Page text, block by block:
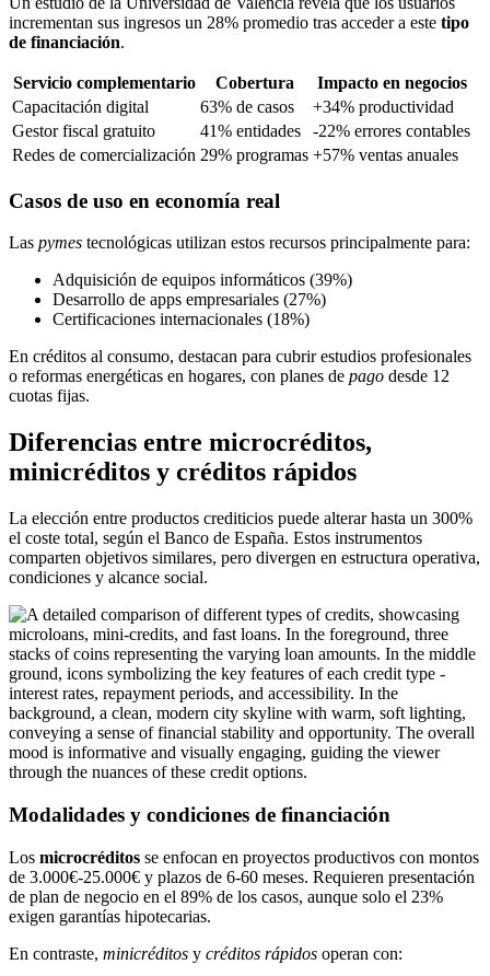
incrementan sus ingresos un 28% promedio tras acceder a este tipo
de financiación.
Servicio complementario Cobertura
Impacto en negocios
Capacitación digital
63% de casos
+34% productividad
Gestor fiscal gratuito
41% entidades
-22% errores contables
Redes de comercialización 29% programas +57% ventas anuales
Casos de uso en economía real
Las pymes tecnológicas utilizan estos recursos principalmente para:
Adquisición de equipos informáticos (39%)
Desarrollo de apps empresariales (27%)
Certificaciones internacionales (18%)
En créditos al consumo, destacan para cubrir estudios profesionales
o reformas energéticas en hogares, con planes de pago desde 12
cuotas fijas.
Diferencias entre microcréditos,
minicréditos y créditos rápidos
La elección entre productos crediticios puede alterar hasta un 300%
el coste total, según el Banco de España. Estos instrumentos
comparten objetivos similares, pero divergen en estructura operativa,
condiciones y alcance social.
Modalidades y condiciones de financiación
Los microcréditos se enfocan en proyectos productivos con montos
de 3.000€-25.000€ y plazos de 6-60 meses. Requieren presentación
de plan de negocio en el 89% de los casos, aunque solo el 23%
exigen garantías hipotecarias.
En contraste, minicréditos y créditos rápidos operan con: